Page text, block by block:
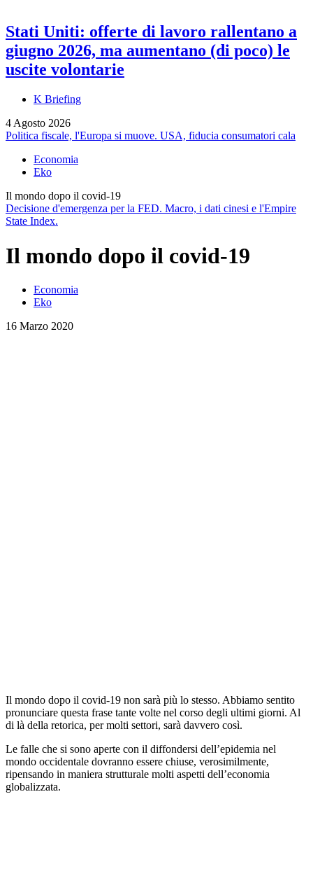
Stati Uniti: offerte di lavoro rallentano a
giugno 2026, ma aumentano (di poco) le
uscite volontarie
K Briefing
4 Agosto 2026
Politica fiscale, l'Europa si muove. USA, fiducia consumatori cala
Economia
Eko
Il mondo dopo il covid-19
Decisione d'emergenza per la FED. Macro, i dati cinesi e l'Empire
State Index.
Il mondo dopo il covid-19
Economia
Eko
16 Marzo 2020
Il mondo dopo il covid-19 non sarà più lo stesso. Abbiamo sentito
pronunciare questa frase tante volte nel corso degli ultimi giorni. Al
di là della retorica, per molti settori, sarà davvero così.
Le falle che si sono aperte con il diffondersi dell’epidemia nel
mondo occidentale dovranno essere chiuse, verosimilmente,
ripensando in maniera strutturale molti aspetti dell’economia
globalizzata.